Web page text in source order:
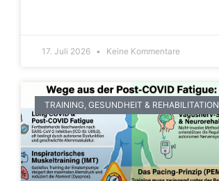
17. Juli 2026 Keine Kommentare
TRAINING, GESUNDHEIT & REHABILITATION